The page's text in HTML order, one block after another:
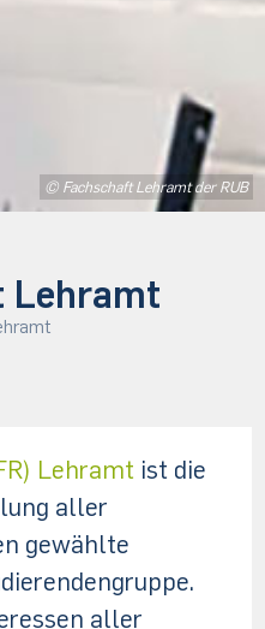
© Fachschaft Lehramt der RUB
Lehramt
Lehramt ist die
aller
gewählte
aller